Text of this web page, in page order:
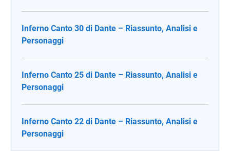
Inferno Canto 30 di Dante – Riassunto, Analisi e
Personaggi
Inferno Canto 25 di Dante – Riassunto, Analisi e
Personaggi
Inferno Canto 22 di Dante – Riassunto, Analisi e
Personaggi